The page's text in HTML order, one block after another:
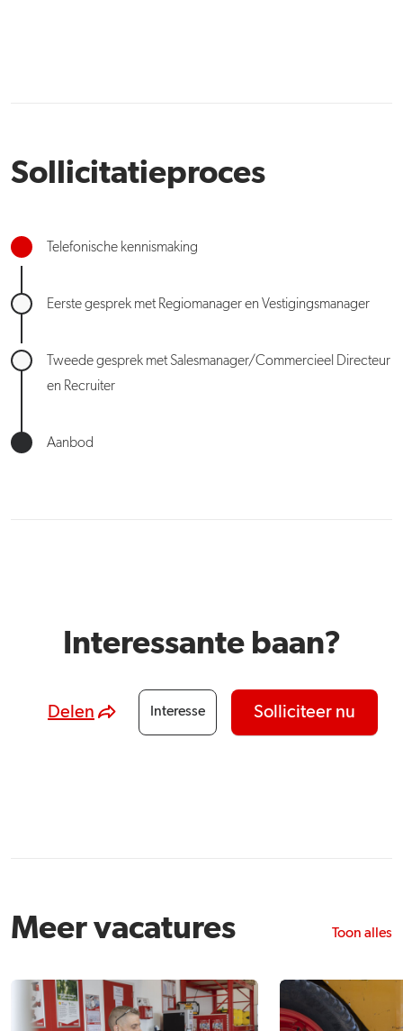
Sollicitatieproces
Telefonische kennismaking
Eerste gesprek met Regiomanager en Vestigingsmanager
Tweede gesprek met Salesmanager/Commercieel Directeur
en Recruiter
Aanbod
Interessante baan?
Delen Interesse Solliciteer nu
Meer vacatures Toon alles